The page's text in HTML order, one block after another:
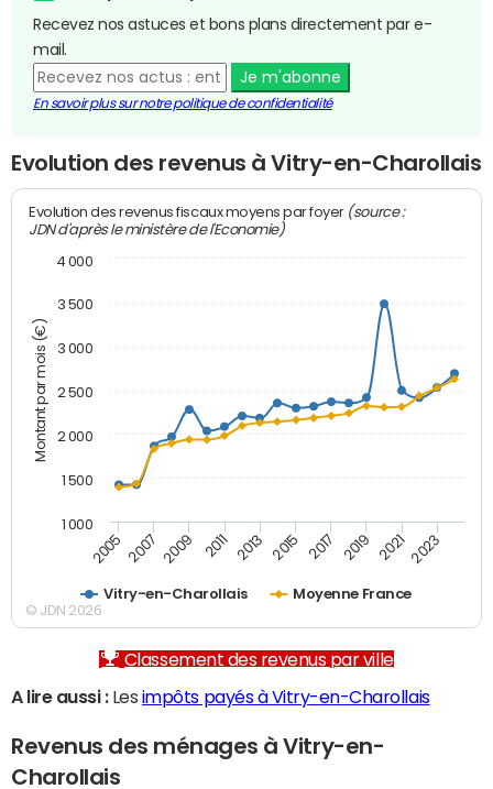
Recevez nos astuces et bons plans directement par e-
mail.
Je m'abonne
En savoir plus sur notre politique de confidentialité
Evolution des revenus à Vitry-en-Charollais
Montant par mois (€)
Evolution des revenus fiscaux moyens par foyer (source :
JDN d'après le ministère de l'Economie)
Vitry-en-Charollais Moyenne France
2005 2007 2009 2011 2013 2015 2017 2019 2021 2023
1 000
1 500
2 000
2 500
3 000
3 500
4 000
© JDN 2026
Classement des revenus par ville
A lire aussi :Les impôts payés à Vitry-en-Charollais
Revenus des ménages à Vitry-en-
Charollais